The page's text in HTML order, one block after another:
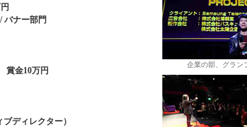
バナー部門
賞金10万円
ディレクター）
企業の部、グラン